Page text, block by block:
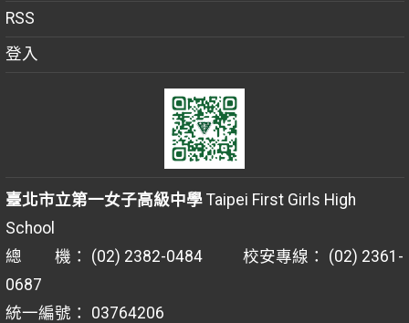
RSS
登入
臺北市立第一女子高級中學Taipei First Girls High
School
總 機： (02) 2382-0484 校安專線： (02) 2361-
0687
統一編號： 03764206